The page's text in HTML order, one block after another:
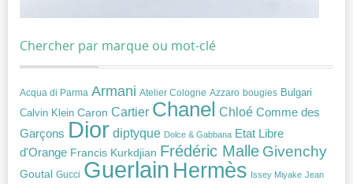
Chercher par marque ou mot-clé
Acqua di Parma Armani Atelier Cologne Azzaro bougies Bulgari
Calvin Klein Caron Cartier Chanel Chloé Comme des
Garçons Dior diptyque Dolce & Gabbana Etat Libre
d'Orange Francis Kurkdjian Frédéric Malle Givenchy
Goutal Gucci Guerlain Hermès Issey Miyake Jean